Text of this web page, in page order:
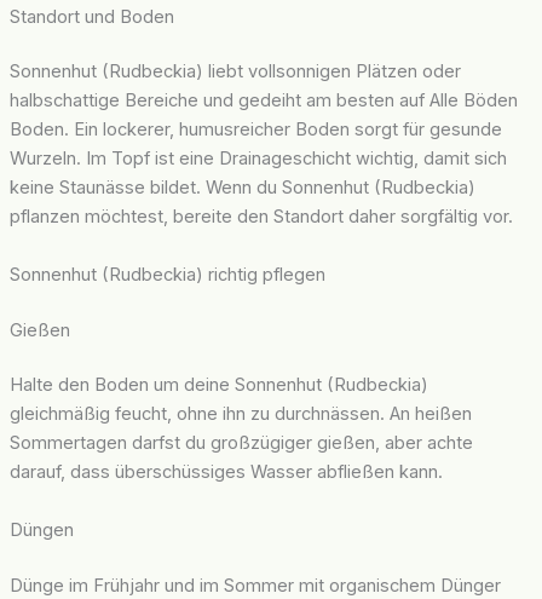
Standort und Boden
Sonnenhut (Rudbeckia) liebt vollsonnigen Plätzen oder
halbschattige Bereiche und gedeiht am besten auf Alle Böden
Boden. Ein lockerer, humusreicher Boden sorgt für gesunde
Wurzeln. Im Topf ist eine Drainageschicht wichtig, damit sich
keine Staunässe bildet. Wenn du Sonnenhut (Rudbeckia)
pflanzen möchtest, bereite den Standort daher sorgfältig vor.
Sonnenhut (Rudbeckia) richtig pflegen
Gießen
Halte den Boden um deine Sonnenhut (Rudbeckia)
gleichmäßig feucht, ohne ihn zu durchnässen. An heißen
Sommertagen darfst du großzügiger gießen, aber achte
darauf, dass überschüssiges Wasser abfließen kann.
Düngen
Dünge im Frühjahr und im Sommer mit organischem Dünger